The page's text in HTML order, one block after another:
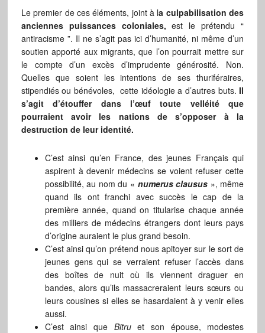
Le premier de ces éléments, joint à la culpabilisation des
anciennes puissances coloniales, est le prétendu “
antiracisme ”. Il ne s’agit pas ici d’humanité, ni même d’un
soutien apporté aux migrants, que l’on pourrait mettre sur
le compte d’un excès d’imprudente générosité. Non.
Quelles que soient les intentions de ses thuriféraires,
stipendiés ou bénévoles, cette idéologie a d’autres buts.Il
s’agit d’étouffer dans l’œuf toute velléité que
pourraient avoir les nations de s’opposer à la
destruction de leur identité.
C’est ainsi qu’en France, des jeunes Français qui
aspirent à devenir médecins se voient refuser cette
possibilité, au nom du « numerus clausus », même
quand ils ont franchi avec succès le cap de la
première année, quand on titularise chaque année
des milliers de médecins étrangers dont leurs pays
d’origine auraient le plus grand besoin.
C’est ainsi qu’on prétend nous apitoyer sur le sort de
jeunes gens qui se verraient refuser l’accès dans
des boîtes de nuit où ils viennent draguer en
bandes, alors qu’ils massacreraient leurs sœurs ou
leurs cousines si elles se hasardaient à y venir elles
aussi.
C’est ainsi que Bitruet son épouse, modestes